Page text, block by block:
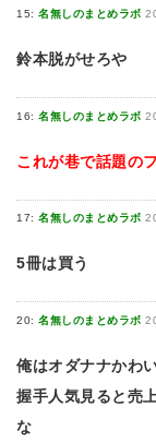
15: 名無しのまとめラボ
鈴本脱がせろや
16: 名無しのまとめラボ
これが巷で話題の
17: 名無しのまとめラボ
5冊は買う
20: 名無しのまとめラボ
俺はオダナナかわ
握手人気見ると売
な